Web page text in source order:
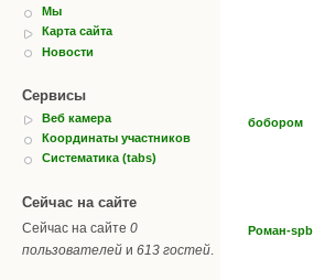
Мы
Карта сайта
Новости
Сервисы
Веб камера
Координаты участников
Систематика (tabs)
Сейчас на сайте
Сейчас на сайте 0
пользователей и 613 гостей
бобором
Роман-spb